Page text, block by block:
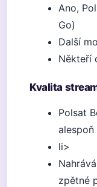
Ano,
Go)
Další
Někteří
Kvalita
Polsat
li>
zpětné